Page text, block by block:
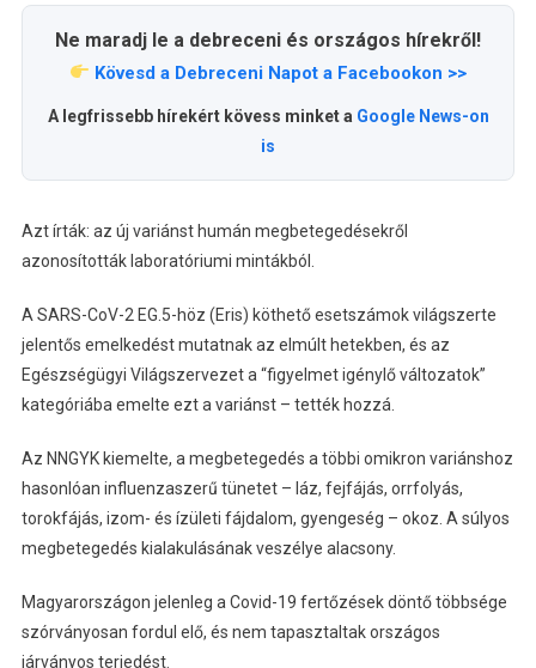
Ne maradj le a debreceni és országos hírekről!
Kövesd a Debreceni Napot a Facebookon >>
A legfrissebb hírekért kövess minket a Google News-on
is
Azt írták: az új variánst humán megbetegedésekről
azonosították laboratóriumi mintákból.
A SARS-CoV-2 EG.5-höz (Eris) köthető esetszámok világszerte
jelentős emelkedést mutatnak az elmúlt hetekben, és az
Egészségügyi Világszervezet a “figyelmet igénylő változatok”
kategóriába emelte ezt a variánst – tették hozzá.
Az NNGYK kiemelte, a megbetegedés a többi omikron variánshoz
hasonlóan influenzaszerű tünetet – láz, fejfájás, orrfolyás,
torokfájás, izom- és ízületi fájdalom, gyengeség – okoz. A súlyos
megbetegedés kialakulásának veszélye alacsony.
Magyarországon jelenleg a Covid-19 fertőzések döntő többsége
szórványosan fordul elő, és nem tapasztaltak országos
járványos terjedést.